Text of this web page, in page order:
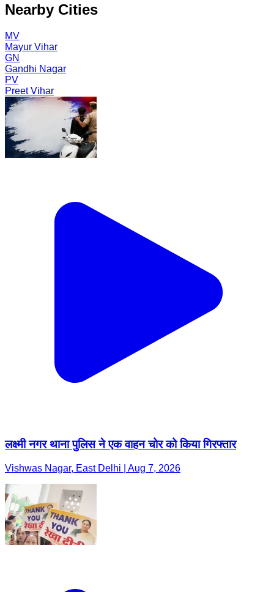
Nearby Cities
MV
Mayur Vihar
GN
Gandhi Nagar
PV
Preet Vihar
लक्ष्मी नगर थाना पुलिस ने एक वाहन चोर को किया गिरफ्तार
Vishwas Nagar, East Delhi | Aug 7, 2026